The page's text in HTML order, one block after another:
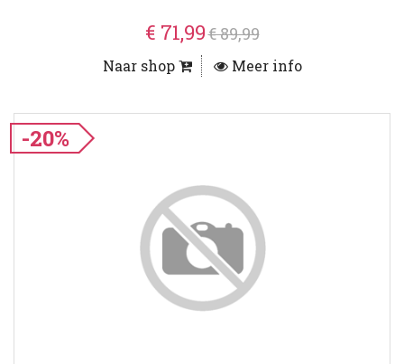
€ 71,99€ 89,99
Naar shop Meer info
-20%